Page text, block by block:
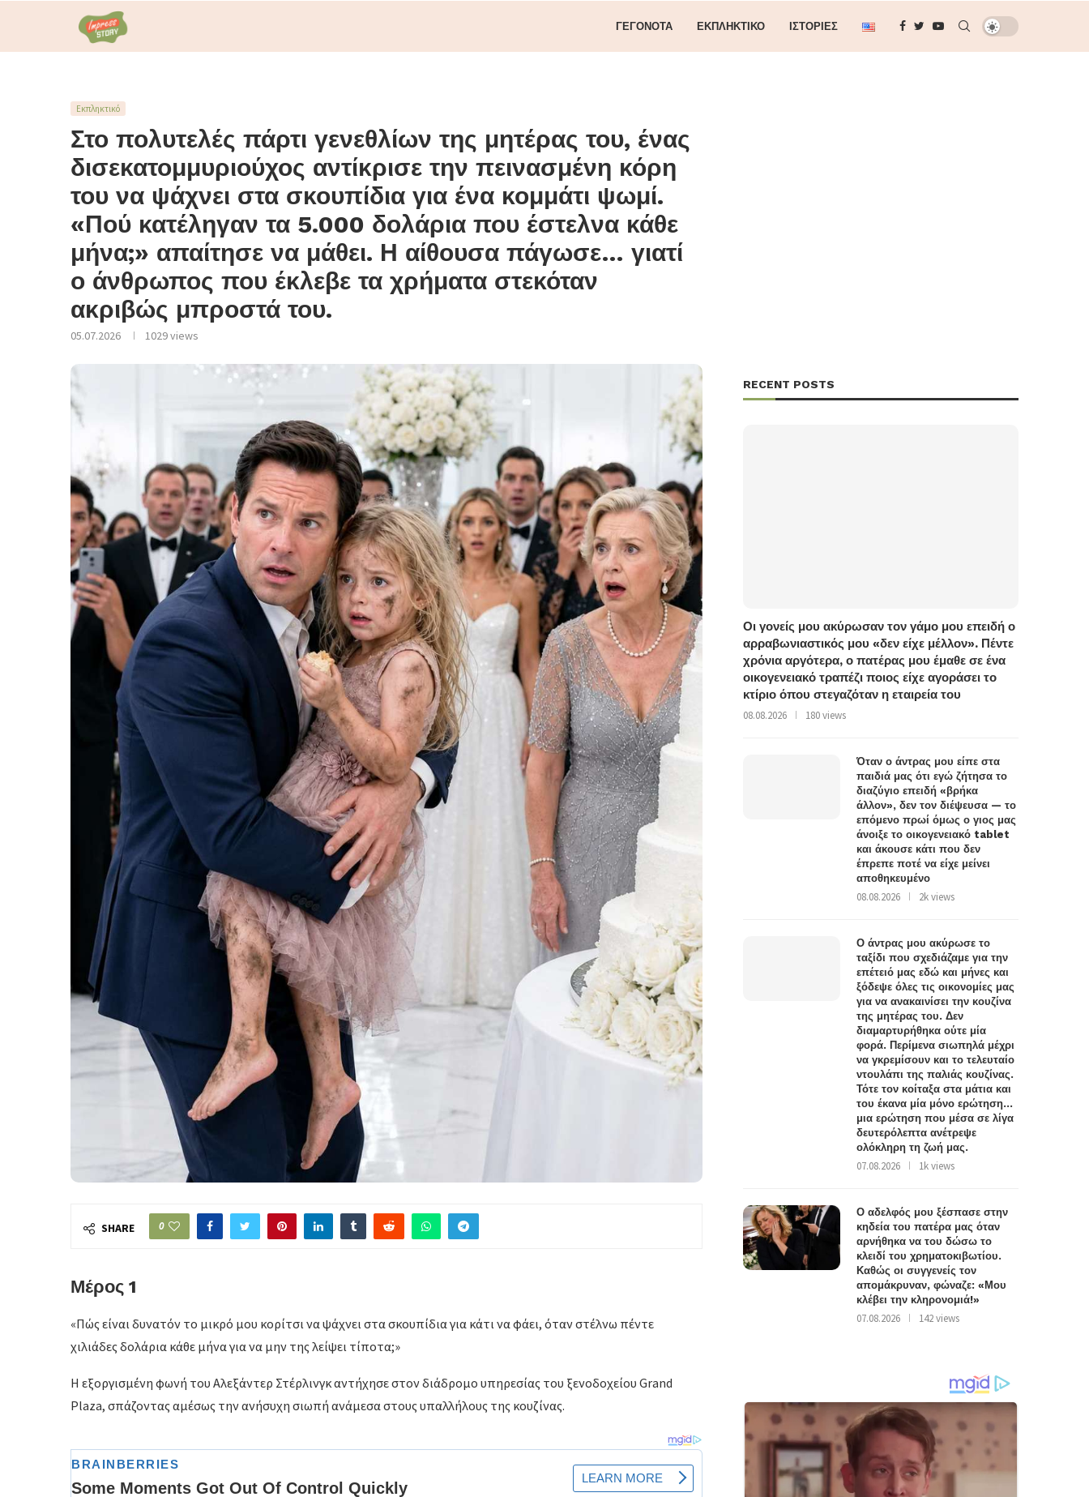
ΓΕΓΟΝΌΤΑ ΕΚΠΛΗΚΤΙΚΌ ΙΣΤΟΡΊΕΣ
Εκπληκτικό
Στο πολυτελές πάρτι γενεθλίων της μητέρας του, ένας
δισεκατομμυριούχος αντίκρισε την πεινασμένη κόρη
του να ψάχνει στα σκουπίδια για ένα κομμάτι ψωμί.
«Πού κατέληγαν τα 5.000 δολάρια που έστελνα κάθε
μήνα;» απαίτησε να μάθει. Η αίθουσα πάγωσε… γιατί
ο άνθρωπος που έκλεβε τα χρήματα στεκόταν
ακριβώς μπροστά του.
05.07.2026 1029views
SHARE 0
Μέρος 1
«Πώς είναι δυνατόν το μικρό μου κορίτσι να ψάχνει στα σκουπίδια για κάτι να φάει, όταν στέλνω πέντε
χιλιάδες δολάρια κάθε μήνα για να μην της λείψει τίποτα;»
Η εξοργισμένη φωνή του Αλεξάντερ Στέρλινγκ αντήχησε στον διάδρομο υπηρεσίας του ξενοδοχείου Grand
Plaza, σπάζοντας αμέσως την ανήσυχη σιωπή ανάμεσα στους υπαλλήλους της κουζίνας.
RECENT POSTS
Οι γονείς μου ακύρωσαν τον γάμο μου επειδή ο
αρραβωνιαστικός μου «δεν είχε μέλλον». Πέντε
χρόνια αργότερα, ο πατέρας μου έμαθε σε ένα
οικογενειακό τραπέζι ποιος είχε αγοράσει το
κτίριο όπου στεγαζόταν η εταιρεία του
08.08.2026 180 views
Όταν ο άντρας μου είπε στα
παιδιά μας ότι εγώ ζήτησα το
διαζύγιο επειδή «βρήκα
άλλον», δεν τον διέψευσα — το
επόμενο πρωί όμως ο γιος μας
άνοιξε το οικογενειακό tablet
και άκουσε κάτι που δεν
έπρεπε ποτέ να είχε μείνει
αποθηκευμένο
08.08.2026 2k views
Ο άντρας μου ακύρωσε το
ταξίδι που σχεδιάζαμε για την
επέτειό μας εδώ και μήνες και
ξόδεψε όλες τις οικονομίες μας
για να ανακαινίσει την κουζίνα
της μητέρας του. Δεν
διαμαρτυρήθηκα ούτε μία
φορά. Περίμενα σιωπηλά μέχρι
να γκρεμίσουν και το τελευταίο
ντουλάπι της παλιάς κουζίνας.
Τότε τον κοίταξα στα μάτια και
του έκανα μία μόνο ερώτηση…
μια ερώτηση που μέσα σε λίγα
δευτερόλεπτα ανέτρεψε
ολόκληρη τη ζωή μας.
07.08.2026 1k views
Ο αδελφός μου ξέσπασε στην
κηδεία του πατέρα μας όταν
αρνήθηκα να του δώσω το
κλειδί του χρηματοκιβωτίου.
Καθώς οι συγγενείς τον
απομάκρυναν, φώναζε: «Μου
κλέβει την κληρονομιά!»
07.08.2026 142 views